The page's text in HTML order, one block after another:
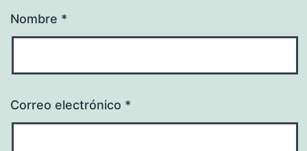
Nombre *
Correo electrónico *